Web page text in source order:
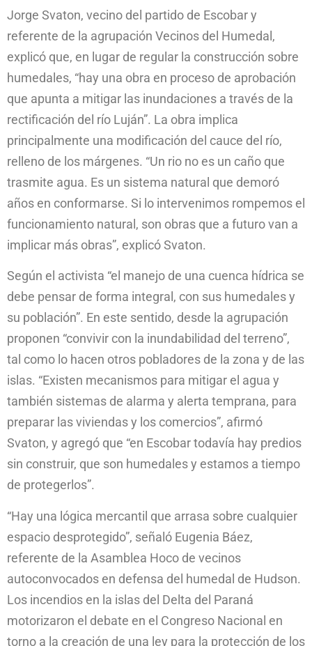
Jorge Svaton, vecino del partido de Escobar y
referente de la agrupación Vecinos del Humedal,
explicó que, en lugar de regular la construcción sobre
humedales, “hay una obra en proceso de aprobación
que apunta a mitigar las inundaciones a través de la
rectificación del río Luján”. La obra implica
principalmente una modificación del cauce del río,
relleno de los márgenes. “Un rio no es un caño que
trasmite agua. Es un sistema natural que demoró
años en conformarse. Si lo intervenimos rompemos el
funcionamiento natural, son obras que a futuro van a
implicar más obras”, explicó Svaton.
Según el activista “el manejo de una cuenca hídrica se
debe pensar de forma integral, con sus humedales y
su población”. En este sentido, desde la agrupación
proponen “convivir con la inundabilidad del terreno”,
tal como lo hacen otros pobladores de la zona y de las
islas. “Existen mecanismos para mitigar el agua y
también sistemas de alarma y alerta temprana, para
preparar las viviendas y los comercios”, afirmó
Svaton, y agregó que “en Escobar todavía hay predios
sin construir, que son humedales y estamos a tiempo
de protegerlos”.
“Hay una lógica mercantil que arrasa sobre cualquier
espacio desprotegido”, señaló Eugenia Báez,
referente de la Asamblea Hoco de vecinos
autoconvocados en defensa del humedal de Hudson.
Los incendios en la islas del Delta del Paraná
motorizaron el debate en el Congreso Nacional en
torno a la creación de una ley para la protección de los